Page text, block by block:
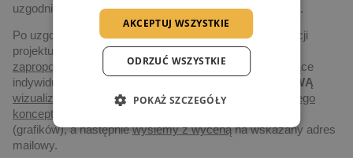
uzgodnienia szczegółów dotyczących realizacji projektu.
Po uzgodnieniu szczegółów dotyczących czasu realizacji
projektu, ilości zamawianych statuetek, jak i budżetu
zaproponujemy
Państwunajlepsze rozwiązanie
dotyczące
indywidualizacji produktów. Wykonamy także
DARMOWĄ
wizualizację
(2D lub 3D) przedmiotowego projektu, lub
jego
koncept zrealizowany cyfrowo
(grafików), a następniewyślemy z wycenąna wskazany adres
mailowy.
AKCEPTUJ WSZYSTKIE
ODRZUĆ WSZYSTKIE
POKAŻ SZCZEGÓŁY